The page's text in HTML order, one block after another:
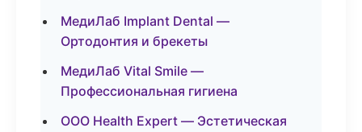
МедиЛаб Implant Dental —
Ортодонтия и брекеты
МедиЛаб Vital Smile —
Профессиональная гигиена
ООО Health Expert — Эстетическая